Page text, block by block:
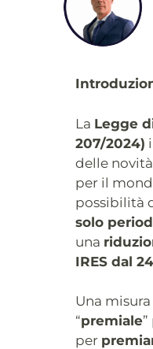
La Legge
207/2024)
delle
per il
possibilità
solo
una
IRES dal
Una
“premiale
per